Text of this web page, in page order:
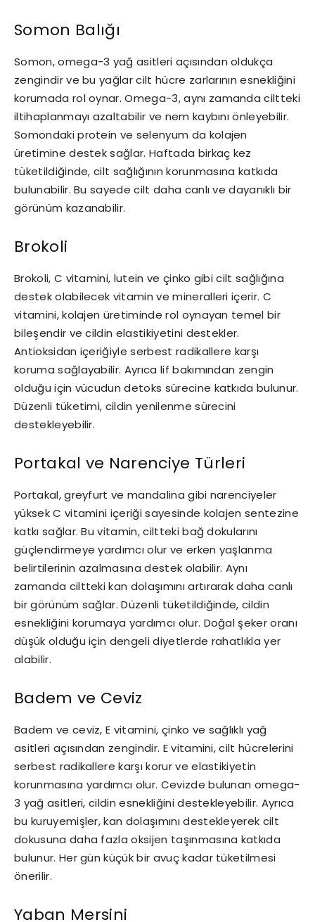
Somon Balığı
Somon, omega-3 yağ asitleri açısından oldukça
zengindir ve bu yağlar cilt hücre zarlarının esnekliğini
korumada rol oynar. Omega-3, aynı zamanda ciltteki
iltihaplanmayı azaltabilir ve nem kaybını önleyebilir.
Somondaki protein ve selenyum da kolajen
üretimine destek sağlar. Haftada birkaç kez
tüketildiğinde, cilt sağlığının korunmasına katkıda
bulunabilir. Bu sayede cilt daha canlı ve dayanıklı bir
görünüm kazanabilir.
Brokoli
Brokoli, C vitamini, lutein ve çinko gibi cilt sağlığına
destek olabilecek vitamin ve mineralleri içerir. C
vitamini, kolajen üretiminde rol oynayan temel bir
bileşendir ve cildin elastikiyetini destekler.
Antioksidan içeriğiyle serbest radikallere karşı
koruma sağlayabilir. Ayrıca lif bakımından zengin
olduğu için vücudun detoks sürecine katkıda bulunur.
Düzenli tüketimi, cildin yenilenme sürecini
destekleyebilir.
Portakal ve Narenciye Türleri
Portakal, greyfurt ve mandalina gibi narenciyeler
yüksek C vitamini içeriği sayesinde kolajen sentezine
katkı sağlar. Bu vitamin, ciltteki bağ dokularını
güçlendirmeye yardımcı olur ve erken yaşlanma
belirtilerinin azalmasına destek olabilir. Aynı
zamanda ciltteki kan dolaşımını artırarak daha canlı
bir görünüm sağlar. Düzenli tüketildiğinde, cildin
esnekliğini korumaya yardımcı olur. Doğal şeker oranı
düşük olduğu için dengeli diyetlerde rahatlıkla yer
alabilir.
Badem ve Ceviz
Badem ve ceviz, E vitamini, çinko ve sağlıklı yağ
asitleri açısından zengindir. E vitamini, cilt hücrelerini
serbest radikallere karşı korur ve elastikiyetin
korunmasına yardımcı olur. Cevizde bulunan omega-
3 yağ asitleri, cildin esnekliğini destekleyebilir. Ayrıca
bu kuruyemişler, kan dolaşımını destekleyerek cilt
dokusuna daha fazla oksijen taşınmasına katkıda
bulunur. Her gün küçük bir avuç kadar tüketilmesi
önerilir.
Yaban Mersini